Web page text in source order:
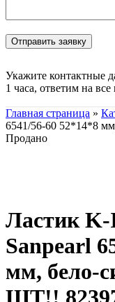
Укажите контактные
1 часа, ответим на
Главная страница »
6541/56-60 52*14*8
Продано
Ластик K-
Sanpearl
мм, бело-
ШТ!!